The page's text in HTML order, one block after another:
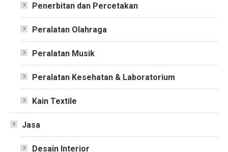
Penerbitan dan Percetakan
Peralatan Olahraga
Peralatan Musik
Peralatan Kesehatan & Laboratorium
Kain Textile
Jasa
Desain Interior